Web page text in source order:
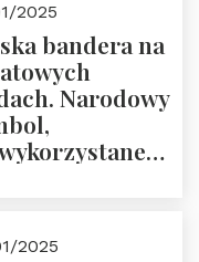
prof.
2025
bandera na
Narodowy
2025